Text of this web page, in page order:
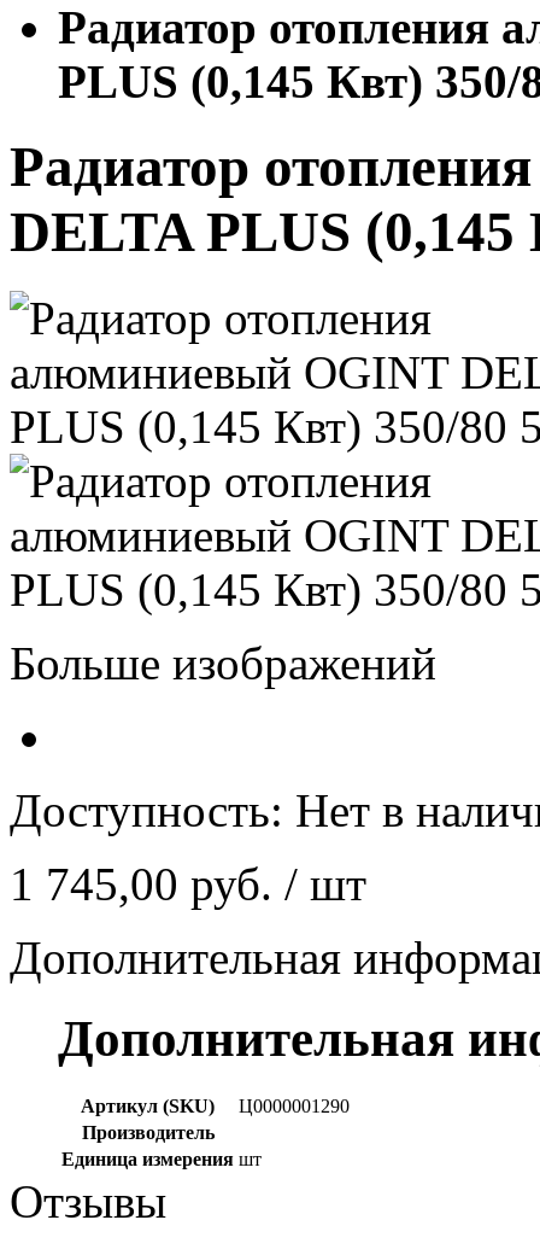
Радиатор отопления
PLUS (0,145 Квт) 350/
Радиатор
DELTA PLUS (0,145
Больше изображений
Доступность: Нет в
1 745,00 руб. / шт
Дополнительная
Дополнительная
Артикул (SKU)
Ц0000001290
Производитель
Единица измерения шт
Отзывы